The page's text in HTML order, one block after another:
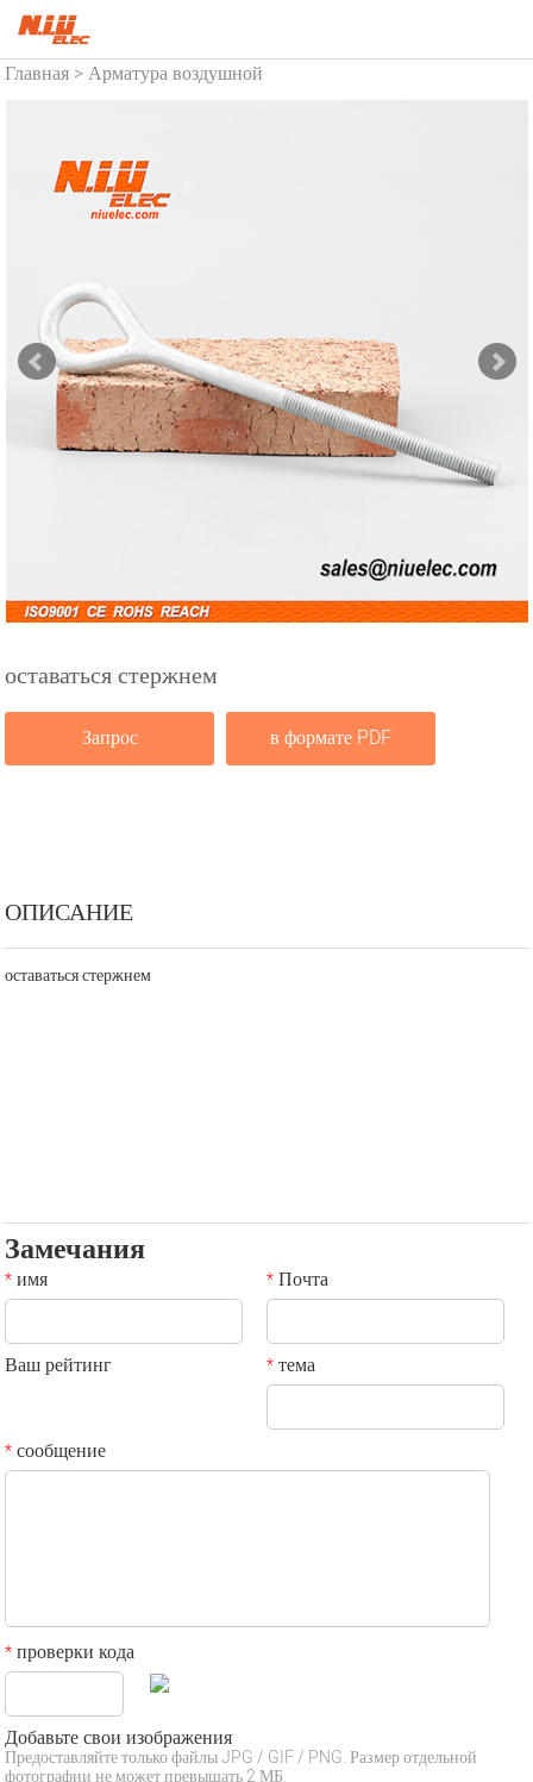
Главная >Арматура воздушной
оставаться стержнем
Запрос в формате PDF
ОПИСАНИЕ
оставаться стержнем
Замечания
*имя *Почта
Ваш рейтинг *тема
*сообщение
*проверки кода
Добавьте свои изображения
Предоставляйте только файлы JPG / GIF / PNG. Размер отдельной
фотографии не может превышать 2 МБ.